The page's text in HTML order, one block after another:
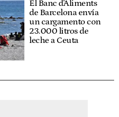
El Banc d'Aliments
de Barcelona envía
un cargamento con
23.000 litros de
leche a Ceuta